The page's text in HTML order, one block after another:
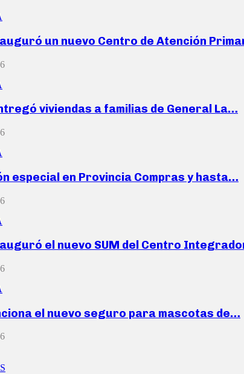
un nuevo Centro de Atención
viviendas a familias de General La…
especial en Provincia Compras y hasta…
el nuevo SUM del Centro
el nuevo seguro para mascotas de…